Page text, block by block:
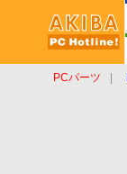
PCパーツ